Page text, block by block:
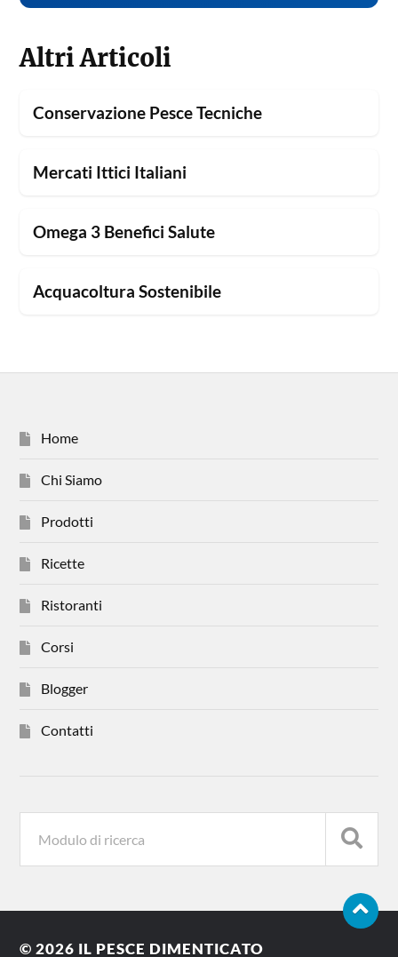
Altri Articoli
Conservazione Pesce Tecniche
Mercati Ittici Italiani
Omega 3 Benefici Salute
Acquacoltura Sostenibile
Home
Chi Siamo
Prodotti
Ricette
Ristoranti
Corsi
Blogger
Contatti
© 2026 IL PESCE DIMENTICATO